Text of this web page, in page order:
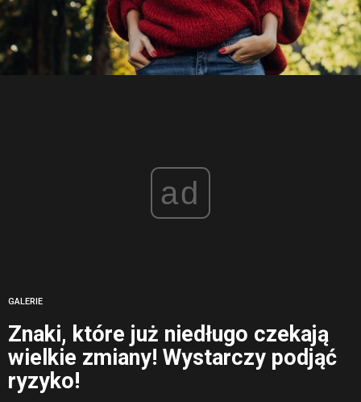
ad
GALERIE
Znaki, które już niedługo czekają
wielkie zmiany! Wystarczy podjąć
ryzyko!